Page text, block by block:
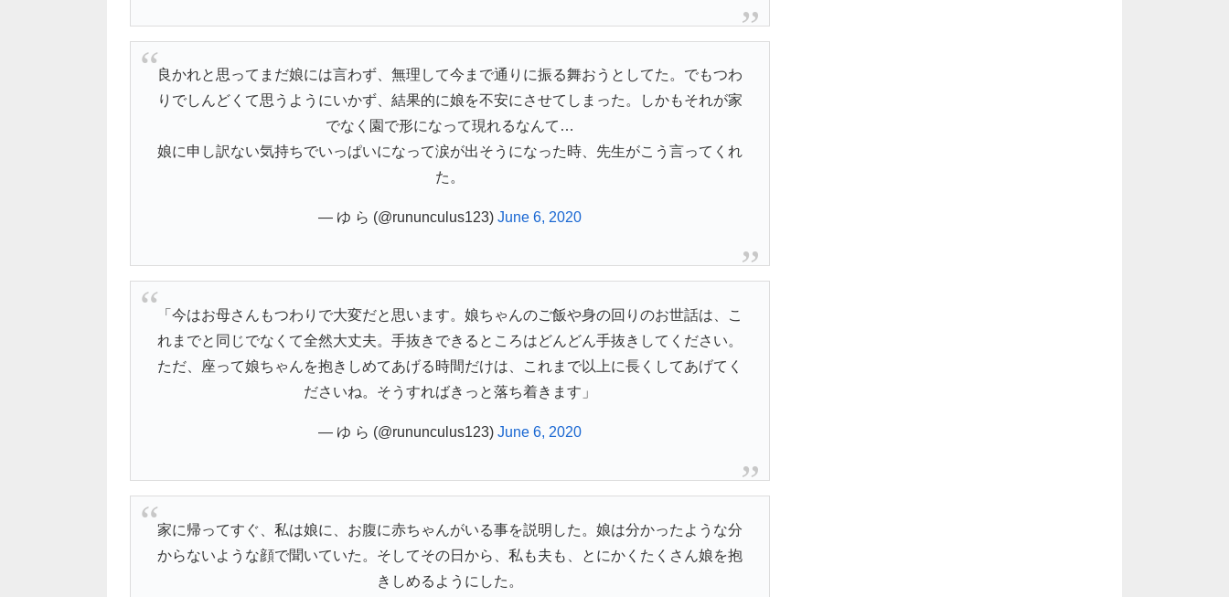
良かれと思ってまだ娘には言わず、無理して今まで通りに振る舞おうとしてた。でもつわ
りでしんどくて思うようにいかず、結果的に娘を不安にさせてしまった。しかもそれが家
でなく園で形になって現れるなんて…
娘に申し訳ない気持ちでいっぱいになって涙が出そうになった時、先生がこう言ってくれ
た。
— ゆ ら (@rununculus123) June 6, 2020
「今はお母さんもつわりで大変だと思います。娘ちゃんのご飯や身の回りのお世話は、こ
れまでと同じでなくて全然大丈夫。手抜きできるところはどんどん手抜きしてください。
ただ、座って娘ちゃんを抱きしめてあげる時間だけは、これまで以上に長くしてあげてく
ださいね。そうすればきっと落ち着きます」
— ゆ ら (@rununculus123) June 6, 2020
家に帰ってすぐ、私は娘に、お腹に赤ちゃんがいる事を説明した。娘は分かったような分
からないような顔で聞いていた。そしてその日から、私も夫も、とにかくたくさん娘を抱
きしめるようにした。